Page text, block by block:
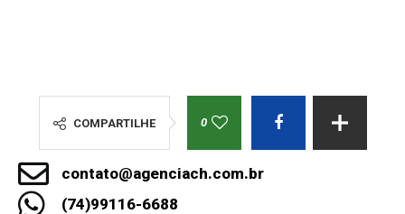
COMPARTILHE 0
contato@agenciach.com.br
(74)99116-6688